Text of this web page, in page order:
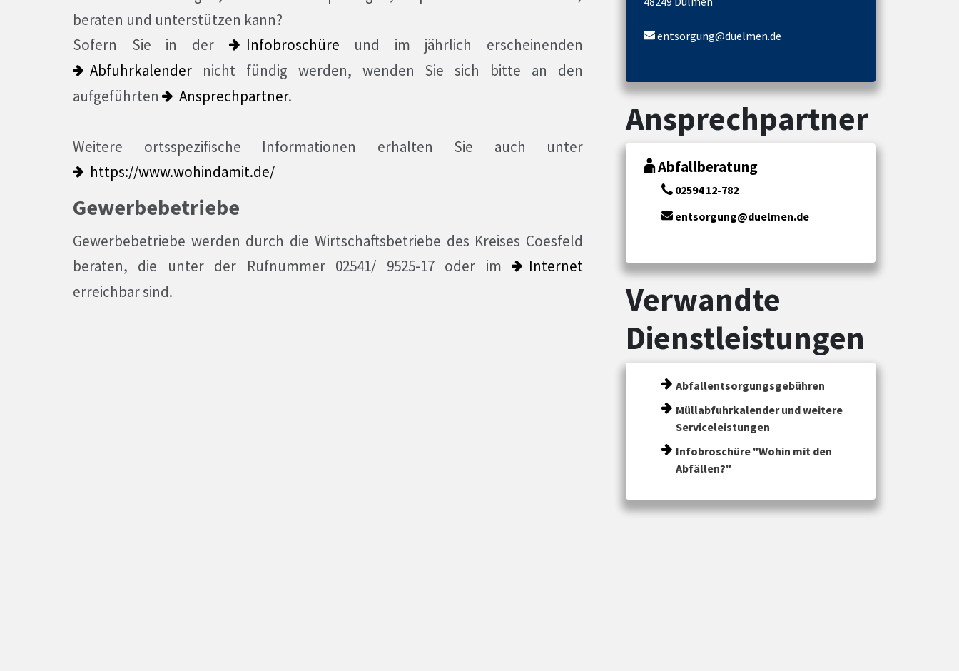
beraten und unterstützen kann?
Sofern Sie in der
Infobroschüre und im jährlich erscheinenden
Abfuhrkalender nicht fündig werden, wenden Sie sich bitte an den
aufgeführten
Ansprechpartner.
Weitere ortsspezifische Informationen erhalten Sie auch unter
https://www.wohindamit.de/
Gewerbebetriebe
Gewerbebetriebe werden durch die Wirtschaftsbetriebe des Kreises Coesfeld
beraten, die unter der Rufnummer 02541/ 9525-17 oder im
Internet
erreichbar sind.
entsorgung@duelmen.de
Ansprechpartner
Abfallberatung
02594 12-782
entsorgung@duelmen.de
Verwandte
Dienstleistungen
Abfallentsorgungsgebühren
Müllabfuhrkalender und weitere
Serviceleistungen
Infobroschüre "Wohin mit den
Abfällen?"